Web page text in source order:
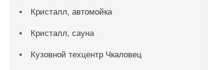
Кристалл, автомойка
Кристалл, сауна
Кузовной техцентр Чкаловец